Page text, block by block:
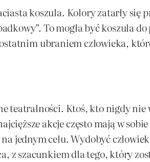
koszula. Kolory zatarły się
To mogła być koszula
ubraniem człowieka,
Ktoś, kto nigdy nie
akcje często mają w
jednym celu. Wydobyć
z szacunkiem dla tego, który